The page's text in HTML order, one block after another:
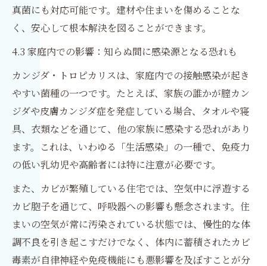
真菌にも対応可能です。建材や住まいを傷めることな
く、安心して根本解決を図ることができます。
4.3 家庭内での影響：知らぬ間に感染源となる恐れも
カンジダ・トロピカリスは、家庭内での接触感染が起き
やすい菌種の一つです。たとえば、家族の誰かが膣カン
ジダや皮膚カンジダ症を発症している場合、タオルや寝
具、衣類などを通じて、他の家族に感染する恐れがあり
ます。これは、いわゆる「生活感染」の一種で、免疫力
の低い乳幼児や高齢者には特に注意が必要です。
また、カビが繁殖している住宅では、空気中に浮遊する
カビ胞子を通じて、呼吸器への影響も懸念されます。住
まいの空気が常に汚染されている状態では、慢性的な体
調不良を引き起こすだけでなく、体内に蓄積されたカビ
毒素が自律神経や免疫機能にも悪影響を及ぼすことが分